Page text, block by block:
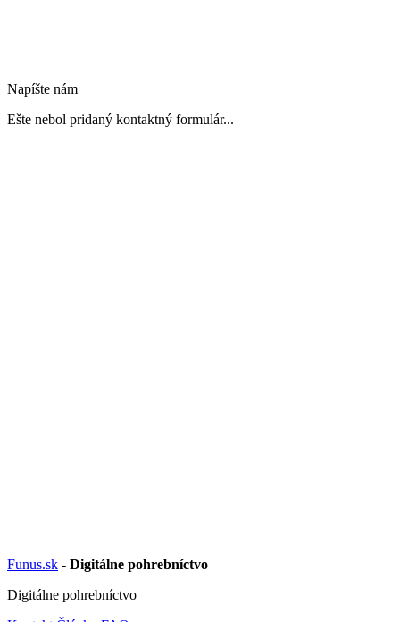
Napíšte nám
Ešte nebol pridaný kontaktný formulár...
Funus.sk - Digitálne pohrebníctvo
Digitálne pohrebníctvo